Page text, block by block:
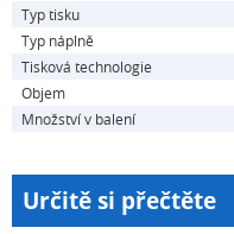
Typ tisku
Typ náplně
Tisková technologie
Objem
Množství v balení
Určitě si přečtěte